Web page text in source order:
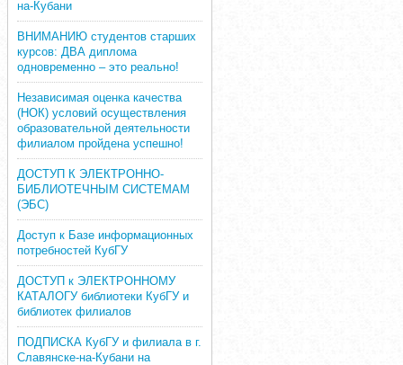
на-Кубани
ВНИМАНИЮ студентов старших
курсов: ДВА диплома
одновременно – это реально!
Независимая оценка качества
(НОК) условий осуществления
образовательной деятельности
филиалом пройдена успешно!
ДОСТУП К ЭЛЕКТРОННО-
БИБЛИОТЕЧНЫМ СИСТЕМАМ
(ЭБС)
Доступ к Базе информационных
потребностей КубГУ
ДОСТУП к ЭЛЕКТРОННОМУ
КАТАЛОГУ библиотеки КубГУ и
библиотек филиалов
ПОДПИСКА КубГУ и филиала в г.
Славянске-на-Кубани на